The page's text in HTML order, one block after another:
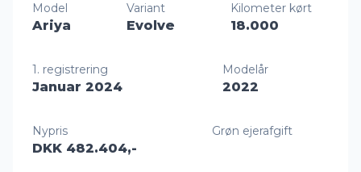
Model
Ariya
Variant
Evolve
Kilometer kørt
18.000
1. registrering
Januar 2024
Modelår
2022
Nypris
DKK 482.404,-
Grøn ejerafgift